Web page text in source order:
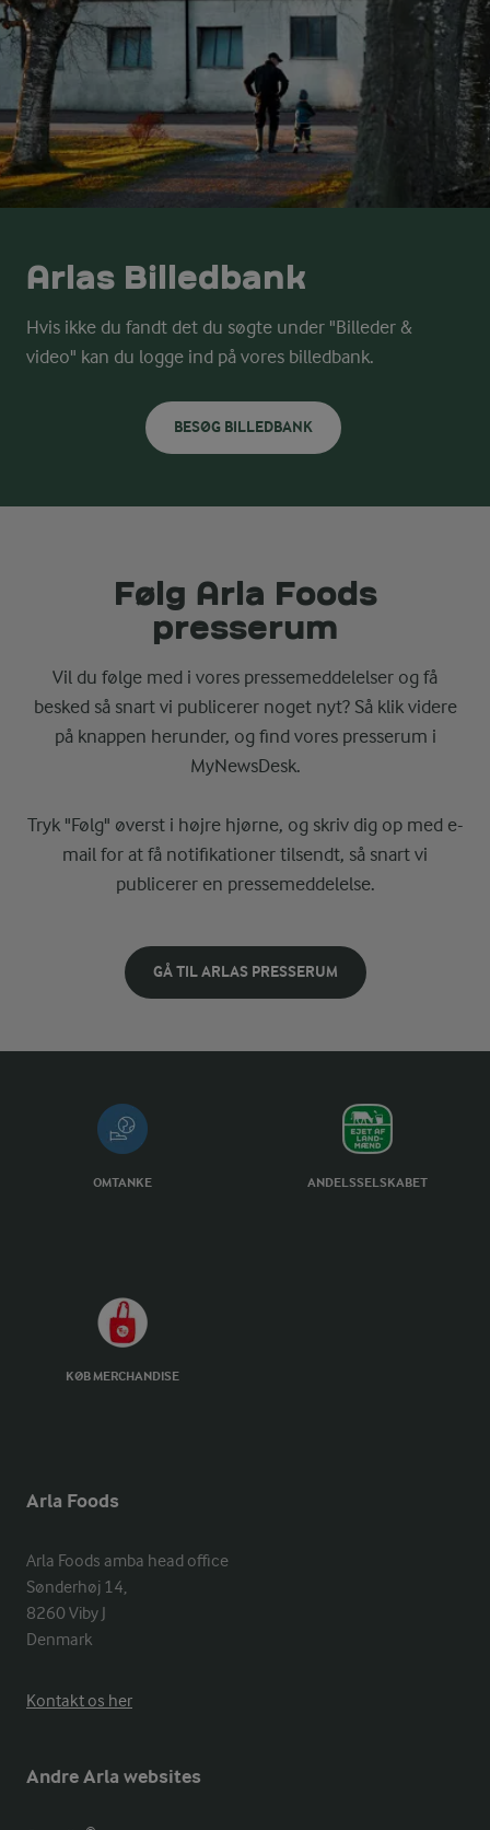
Arlas Billedbank
Hvis ikke du fandt det du søgte under "Billeder &
video" kan du logge ind på vores billedbank.
BESØG BILLEDBANK
Følg Arla Foods
presserum
Vil du følge med i vores pressemeddelelser og få
besked så snart vi publicerer noget nyt? Så klik videre
på knappen herunder, og find vores presserum i
MyNewsDesk.
Tryk "Følg" øverst i højre hjørne, og skriv dig op med e-
mail for at få notifikationer tilsendt, så snart vi
publicerer en pressemeddelelse.
GÅ TIL ARLAS PRESSERUM
OMTANKE ANDELSSELSKABET
KØB MERCHANDISE
Arla Foods
Arla Foods amba head office
Sønderhøj 14,
8260 Viby J
Denmark
Kontakt os her
Andre Arla websites